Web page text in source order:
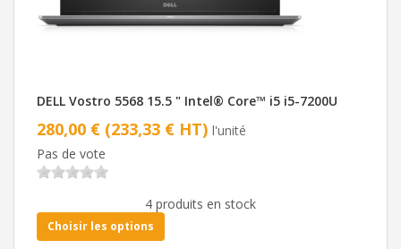
DELL Vostro 5568 15.5 " Intel® Core™ i5 i5-7200U
280,00 € (233,33 € HT) l'unité
Pas de vote
4 produits en stock
Choisir les options